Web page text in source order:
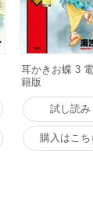
耳かきお蝶 3
籍版
試し読み
購入はこち